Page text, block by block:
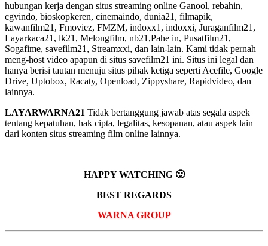
hubungan kerja dengan situs streaming online Ganool, rebahin,
cgvindo, bioskopkeren, cinemaindo, dunia21, filmapik,
kawanfilm21, Fmoviez, FMZM, indoxx1, indoxxi, Juraganfilm21,
Layarkaca21, lk21, Melongfilm, nb21,Pahe in, Pusatfilm21,
Sogafime, savefilm21, Streamxxi, dan lain-lain. Kami tidak pernah
meng-host video apapun di situs savefilm21 ini. Situs ini legal dan
hanya berisi tautan menuju situs pihak ketiga seperti Acefile, Google
Drive, Uptobox, Racaty, Openload, Zippyshare, Rapidvideo, dan
lainnya.
LAYARWARNA21 Tidak bertanggung jawab atas segala aspek
tentang kepatuhan, hak cipta, legalitas, kesopanan, atau aspek lain
dari konten situs streaming film online lainnya.
HAPPY WATCHING 🙂
BEST REGARDS
WARNA GROUP